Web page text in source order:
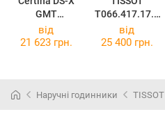
GMT
C047.452.17.0
81.01
T066.417.17.0
57.01
від
21 623 грн.
від
25 400 грн.
Наручні годинники TISSOT